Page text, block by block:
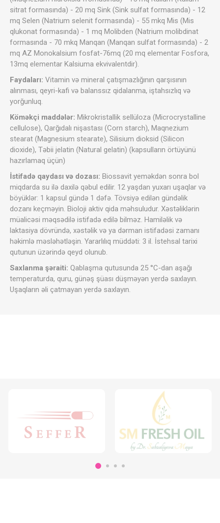
sitrat formasında) - 20 mq Sink (Sink sulfat formasında) - 12
mq Selen (Natrium selenit formasında) - 55 mkq Mis (Mis
qlukonat formasında) - 1 mq Molibden (Natrium molibdinat
formasında - 70 mkq Manqan (Manqan sulfat formasında) - 2
mq AZ Monokalsium fosfat-76mq (20 mq elementar Fosfora,
13mq elementar Kalsiuma ekvivalentdir).
Faydaları: Vitamin və mineral çatışmazlığının qarşısının
alınması, qeyri-kafi və balanssız qidalanma, iştahsızlıq və
yorğunluq.
Köməkçi maddələr: Mikrokristallik sellüloza (Microcrystalline
cellulose), Qarğıdalı nişastası (Corn starch), Maqnezium
stearat (Magnesium stearate), Silisium dioksid (Silicon
dioxide), Təbii jelatin (Natural gelatin) (kapsulların örtüyünü
hazırlamaq üçün)
İstifadə qaydası və dozası: Biossavit yeməkdən sonra bol
miqdarda su ilə daxilə qəbul edilir. 12 yaşdan yuxarı uşaqlar və
böyüklər: 1 kapsul gündə 1 dəfə. Tövsiyə edilən gündəlik
dozanı keçməyin. Bioloji aktiv qida məhsuludur. Xəstəliklərin
müalicəsi məqsədilə istifadə edilə bilməz. Hamiləlik və
laktasiya dövründə, xəstəlik və ya dərman istifadəsi zamanı
həkimlə məsləhətləşin. Yararlılıq müddəti: 3 il. İstehsal tarixi
qutunun üzərində qeyd olunub.
Saxlanma şəraiti: Qablaşma qutusunda 25 °C-dan aşağı
temperaturda, quru, günəş şüası düşməyən yerdə saxlayın.
Uşaqların əli çatmayan yerdə saxlayın.